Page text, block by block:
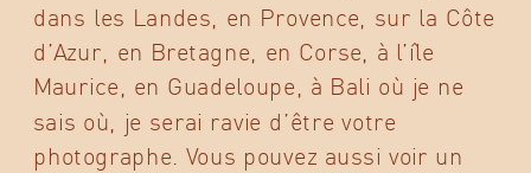
dans les Landes, en Provence, sur la Côte
d’Azur, en Bretagne, en Corse, à l’île
Maurice, en Guadeloupe, à Bali où je ne
sais où, je serai ravie d’être votre
photographe. Vous pouvez aussi voir un